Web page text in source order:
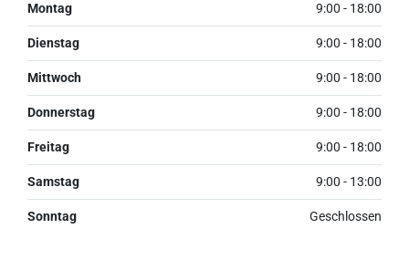
Montag 9:00 - 18:00
Dienstag 9:00 - 18:00
Mittwoch 9:00 - 18:00
Donnerstag 9:00 - 18:00
Freitag 9:00 - 18:00
Samstag 9:00 - 13:00
Sonntag Geschlossen